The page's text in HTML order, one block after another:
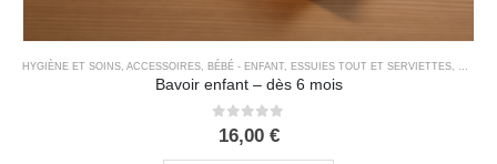
HYGIÈNE ET SOINS, ACCESSOIRES, BÉBÉ - ENFANT, ESSUIES TOUT ET SERVIETTES,
Bavoir enfant – dès 6 mois
0out of 5
16,00 €